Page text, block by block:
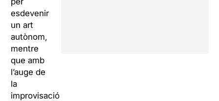
esdevenir
un art
autònom,
mentre
que amb
l’auge de
la
improvisació